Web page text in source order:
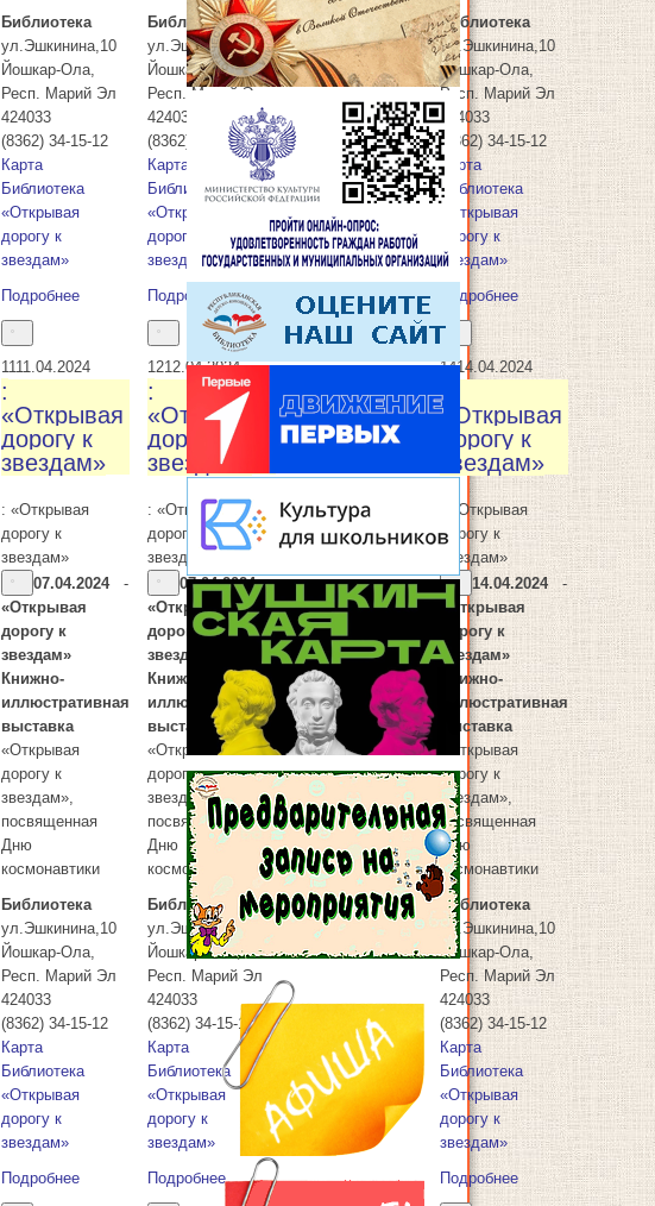
Библиотека
ул.Эшкинина,10
Йошкар-Ола,
Респ. Марий Эл
424033
(8362) 34-15-12
Карта
Библиотека
«Открывая
дорогу к
звездам»
Подробнее
Библиотека
ул.Эшкинина,10
Йошкар-Ола,
Респ. Марий Эл
424033
(8362) 34-15-12
Карта
Библиотека
«Открывая
дорогу к
звездам»
Подробнее
Библиотека
ул.Эшкинина,10
Йошкар-Ола,
Респ. Марий Эл
424033
(8362) 34-15-12
Карта
Библиотека
«Открывая
дорогу к
звездам»
Подробнее
1111.04.2024
:
«Открывая
дорогу к
звездам»
: «Открывая
дорогу к
звездам»
07.04.2024
-
«Открывая
дорогу к
звездам»
Книжно-
иллюстративная
выставка
«Открывая
дорогу к
звездам»,
посвященная
Дню
космонавтики
Библиотека
ул.Эшкинина,10
Йошкар-Ола,
Респ. Марий Эл
424033
(8362) 34-15-12
Карта
Библиотека
«Открывая
дорогу к
звездам»
Подробнее
1212.04.2024
:
«Открывая
дорогу к
звездам»
: «Открывая
дорогу к
звездам»
07.04.2024
-
«Открывая
дорогу к
звездам»
Книжно-
иллюстративная
выставка
«Открывая
дорогу к
звездам»,
посвященная
Дню
космонавтики
Библиотека
ул.Эшкинина,10
Йошкар-Ола,
Респ. Марий Эл
424033
(8362) 34-15-12
Карта
Библиотека
«Открывая
дорогу к
звездам»
Подробнее
1313.04.2024
1414.04.2024
:
«Открывая
дорогу к
звездам»
: «Открывая
дорогу к
звездам»
14.04.2024
-
«Открывая
дорогу к
звездам»
Книжно-
иллюстративная
выставка
«Открывая
дорогу к
звездам»,
посвященная
Дню
космонавтики
Библиотека
ул.Эшкинина,10
Йошкар-Ола,
Респ. Марий Эл
424033
(8362) 34-15-12
Карта
Библиотека
«Открывая
дорогу к
звездам»
Подробнее